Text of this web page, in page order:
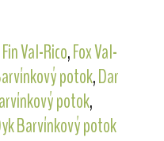
Fin Val-Rico,Fox Val-
potok,Dar
potok,
Barvínkový potok